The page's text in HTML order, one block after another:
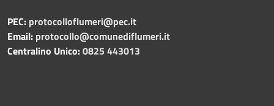
PEC: protocolloflumeri@pec.it
Email: protocollo@comunediflumeri.it
Centralino Unico:0825 443013